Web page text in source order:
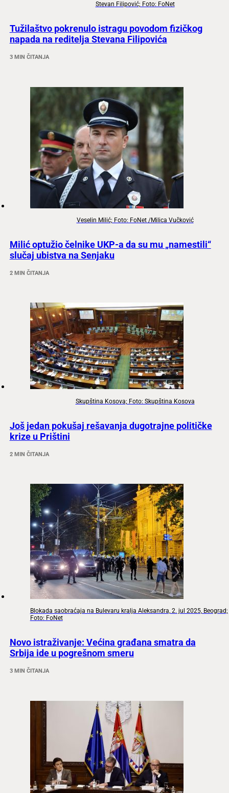
Stevan Filipović; Foto: FoNet
Tužilaštvo pokrenulo istragu povodom fizičkog
napada na reditelja Stevana Filipovića
3 MIN ČITANJA
Veselin Milić; Foto: FoNet /Milica Vučković
Milić optužio čelnike UKP-a da su mu „namestili“
slučaj ubistva na Senjaku
2 MIN ČITANJA
Skupština Kosova; Foto: Skupština Kosova
Još jedan pokušaj rešavanja dugotrajne političke
krize u Prištini
2 MIN ČITANJA
Blokada saobraćaja na Bulevaru kralja Aleksandra, 2. jul 2025, Beograd;
Foto: FoNet
Novo istraživanje: Većina građana smatra da
Srbija ide u pogrešnom smeru
3 MIN ČITANJA